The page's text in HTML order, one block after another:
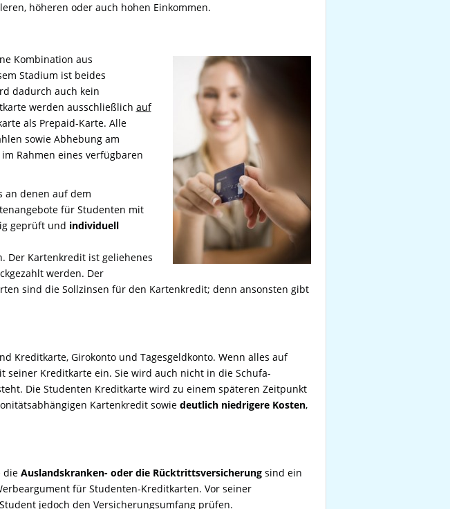
höheren oder auch hohen Einkommen.
Kombination aus
Stadium ist beides
dadurch auch kein
werden ausschließlich auf
als Prepaid-Karte. Alle
sowie Abhebung am
Rahmen eines verfügbaren
an denen auf dem
für Studenten mit
geprüft und individuell
Der Kartenkredit ist geliehenes
werden. Der
sind die Sollzinsen für den Kartenkredit; denn ansonsten gibt
Kreditkarte, Girokonto und Tagesgeldkonto. Wenn alles auf
seiner Kreditkarte ein. Sie wird auch nicht in die Schufa-
Die Studenten Kreditkarte wird zu einem späteren Zeitpunkt
Kartenkredit sowie deutlich niedrigere Kosten,
die Auslandskranken- oder die Rücktrittsversicherungsind ein
für Studenten-Kreditkarten. Vor seiner
jedoch den Versicherungsumfang prüfen.